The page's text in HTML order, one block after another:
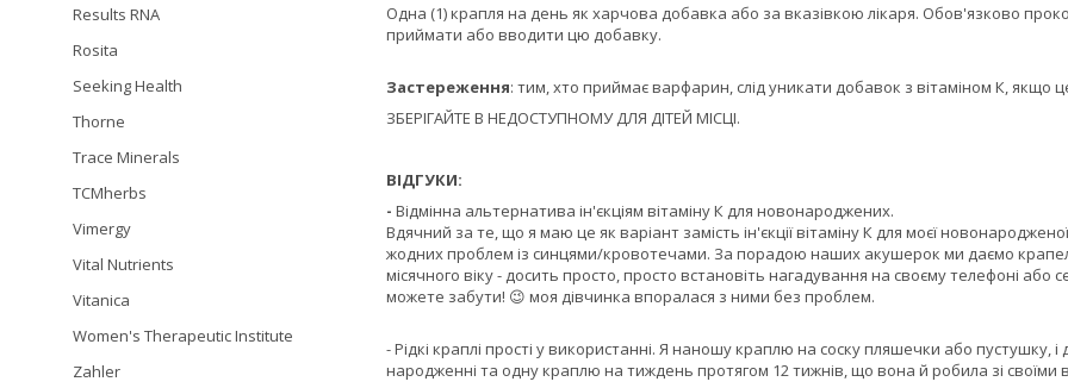
Одна (1) крапля на день як харчова добавка або за вказівкою лікаря. Обов'язково
приймати або вводити цю добавку.
Застереження: тим, хто приймає варфарин, слід уникати добавок з вітаміном К, якщо
ЗБЕРІГАЙТЕ В НЕДОСТУПНОМУ ДЛЯ ДІТЕЙ МІСЦІ.
ВІДГУКИ:
- Відмінна альтернатива ін'єкціям вітаміну К для новонароджених.
Вдячний за те, що я маю це як варіант замість ін'єкції вітаміну К для моєї
жодних проблем із синцями/кровотечами. За порадою наших акушерок ми даємо
місячного віку - досить просто, просто встановіть нагадування на своєму телефоні
можете забути! 😉 моя дівчинка впоралася з ними без проблем.
- Рідкі краплі прості у використанні. Я наношу краплю на соску пляшечки або
народженні та одну краплю на тиждень протягом 12 тижнів, що вона й робила зі своїми
Results RNA
Rosita
Seeking Health
Thorne
Trace Minerals
TCMherbs
Vimergy
Vital Nutrients
Vitanica
Women's Therapeutic Institute
Zahler